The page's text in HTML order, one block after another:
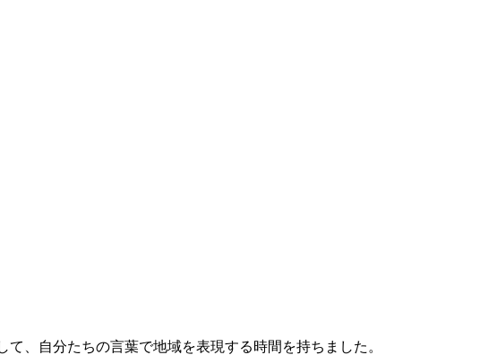
、自分たちの言葉で地域を表現する時間を持ちました。